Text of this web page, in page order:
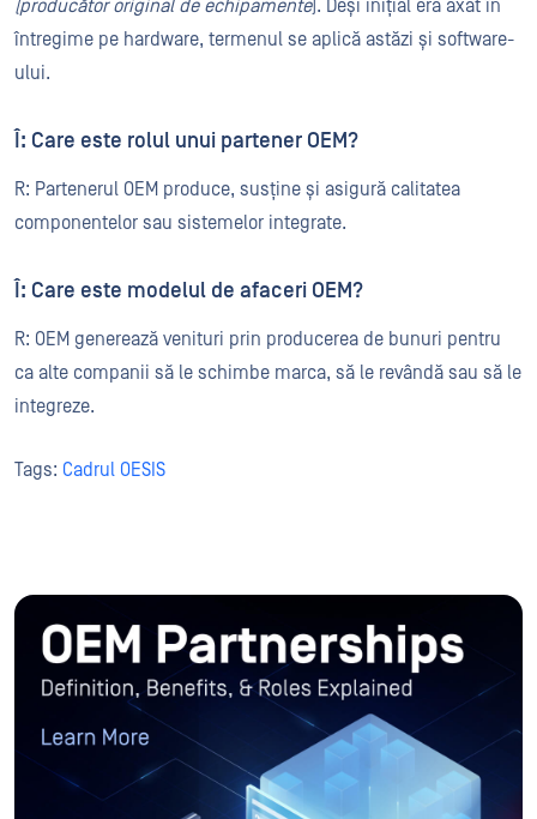
(producător original de echipamente). Deși inițial era axat în
întregime pe hardware, termenul se aplică astăzi și software-
ului.
Î: Care este rolul unui partener OEM?
R: Partenerul OEM produce, susține și asigură calitatea
componentelor sau sistemelor integrate.
Î: Care este modelul de afaceri OEM?
R: OEM generează venituri prin producerea de bunuri pentru
ca alte companii să le schimbe marca, să le revândă sau să le
integreze.
Tags: Cadrul OESIS